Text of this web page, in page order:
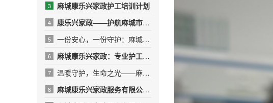
3 麻城康乐兴家政护工培训计划
4 康乐兴家政——护航麻城市人民医院，传递温暖与专业
5 一份安心，一份守护：麻城康乐兴家政，用专业与爱心呵护受伤的T
6 麻城康乐兴家政：专业护工，守护健康，让爱无微不至
7 温暖守护，生命之光——麻城康乐兴护工团队的10名“红衣天使”
8 麻城康乐兴家政服务有限公司——用专业与温暖守护生命之光